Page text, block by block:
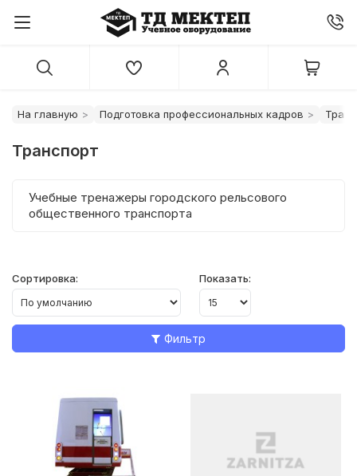
На главную Подготовка профессиональных кадров
Транспорт
Учебные тренажеры городского рельсового
общественного транспорта
Сортировка: Показать:
Фильтр